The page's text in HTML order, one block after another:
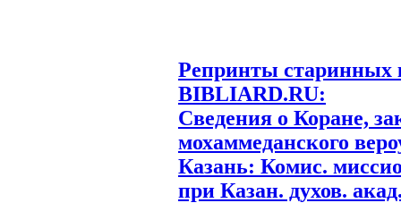
Репринты старинных
BIBLIARD.RU:
Сведения о Коране,
мохаммеданского
Казань: Комис.
при Казан. духов.